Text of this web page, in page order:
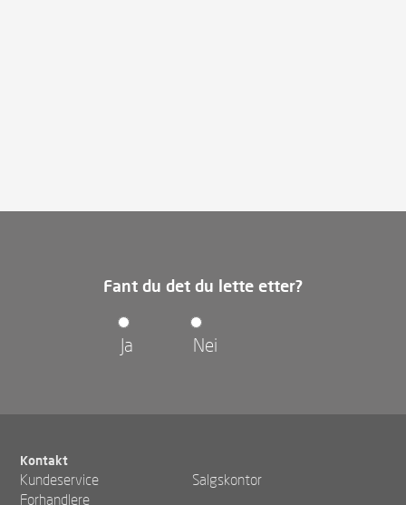
Fant du det du lette etter?
Ja Nei
Kontakt
Kundeservice
Salgskontor
Forhandlere